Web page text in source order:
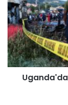
ı
z
o
l
m
u
y
a
n
d
a
'
d
a